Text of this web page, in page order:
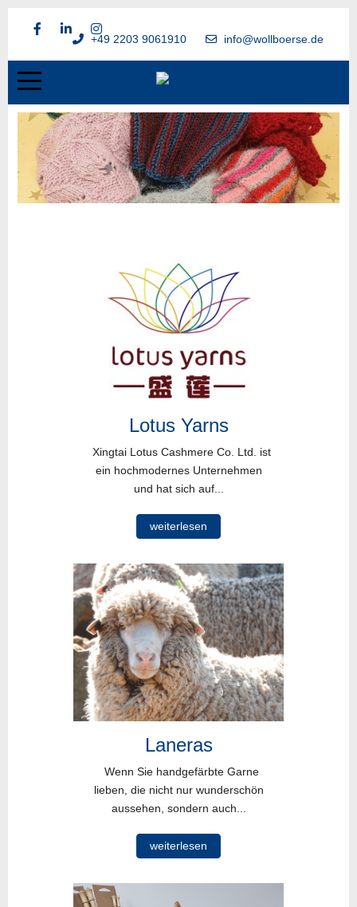
+49 2203 9061910 info@wollboerse.de
Lotus Yarns
Xingtai Lotus Cashmere Co. Ltd. ist
ein hochmodernes Unternehmen
und hat sich auf...
weiterlesen
Laneras
Wenn Sie handgefärbte Garne
lieben, die nicht nur wunderschön
aussehen, sondern auch...
weiterlesen